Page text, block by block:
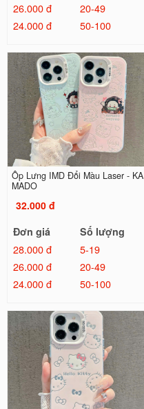
26.000 đ
20-49
24.000 đ
50-100
Ốp Lưng IMD Đổi Màu Laser - KA
MADO
32.000 đ
Đơn giá
Số lượng
28.000 đ
5-19
26.000 đ
20-49
24.000 đ
50-100